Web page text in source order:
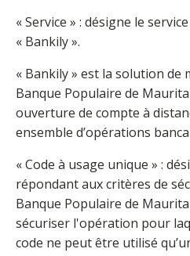
« Service » : désigne le
« Bankily ».
« Bankily » est la solution de
Banque Populaire de
ouverture de compte à
ensemble d’opérations
« Code à usage unique » :
répondant aux critères de
Banque Populaire de
sécuriser l'opération pour
code ne peut être utilisé